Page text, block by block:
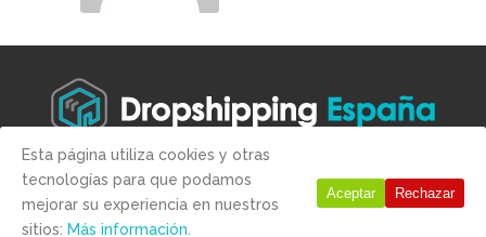
Copyright © 2019 - Aviso legal-Condiciones de compra-Politica
de Privacidad -Politica de Cookies
Esta página utiliza cookies y otras
tecnologías para que podamos
mejorar su experiencia en nuestros
sitios: Más información.
Aceptar Rechazar